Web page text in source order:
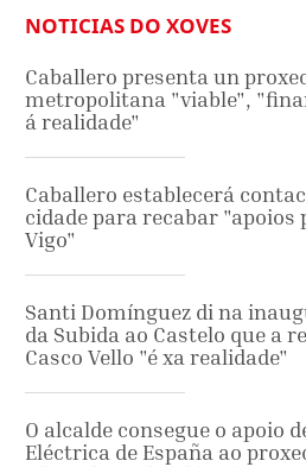
NOTICIAS DO XOVES
Caballero presenta un
metropolitana "viable",
á realidade"
Caballero establecerá
cidade para recabar "apoios
Vigo"
Santi Domínguez di na
da Subida ao Castelo que a
Casco Vello "é xa realidade"
O alcalde consegue o apoio
Eléctrica de España ao